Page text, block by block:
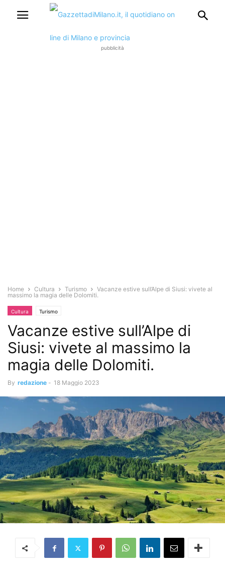
pubblicità
Home Cultura Turismo
Vacanze estive sull’Alpe di Siusi: vivete al
massimo la magia delle Dolomiti.
Cultura Turismo
Vacanze estive sull’Alpe di
Siusi: vivete al massimo la
magia delle Dolomiti.
By redazione - 18 Maggio 2023